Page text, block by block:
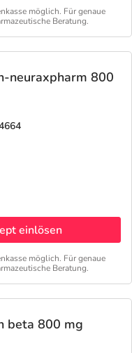
möglich. Für genaue
Beratung.
neuraxpharm 800
einlösen
möglich. Für genaue
Beratung.
beta 800 mg